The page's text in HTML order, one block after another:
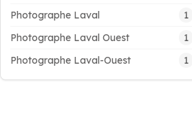
Photographe Laval 1
Photographe Laval Ouest 1
Photographe Laval-Ouest 1